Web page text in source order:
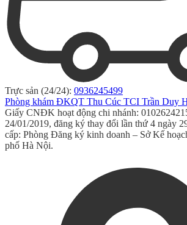
Trực sản (24/24): 0936245499
Phòng khám ĐKQT Thu Cúc TCI Trần Duy
Giấy CNĐK hoạt động chi nhánh:
24/01/2019, đăng ký thay đổi lần thứ 4 ngày
cấp: Phòng Đăng ký kinh doanh – Sở Kế
phố Hà Nội.